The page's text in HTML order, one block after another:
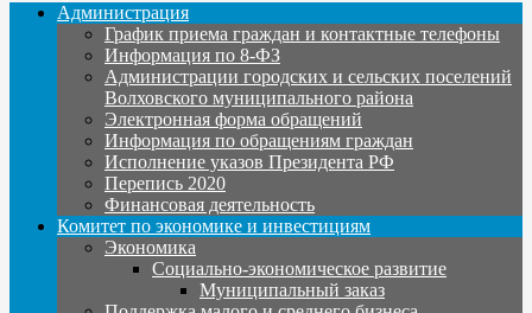
Администрация
График приема граждан и контактные телефоны
Информация по 8-ФЗ
Администрации городских и сельских поселений
Волховского муниципального района
Электронная форма обращений
Информация по обращениям граждан
Исполнение указов Президента РФ
Перепись 2020
Финансовая деятельность
Комитет по экономике и инвестициям
Экономика
Социально-экономическое развитие
Муниципальный заказ